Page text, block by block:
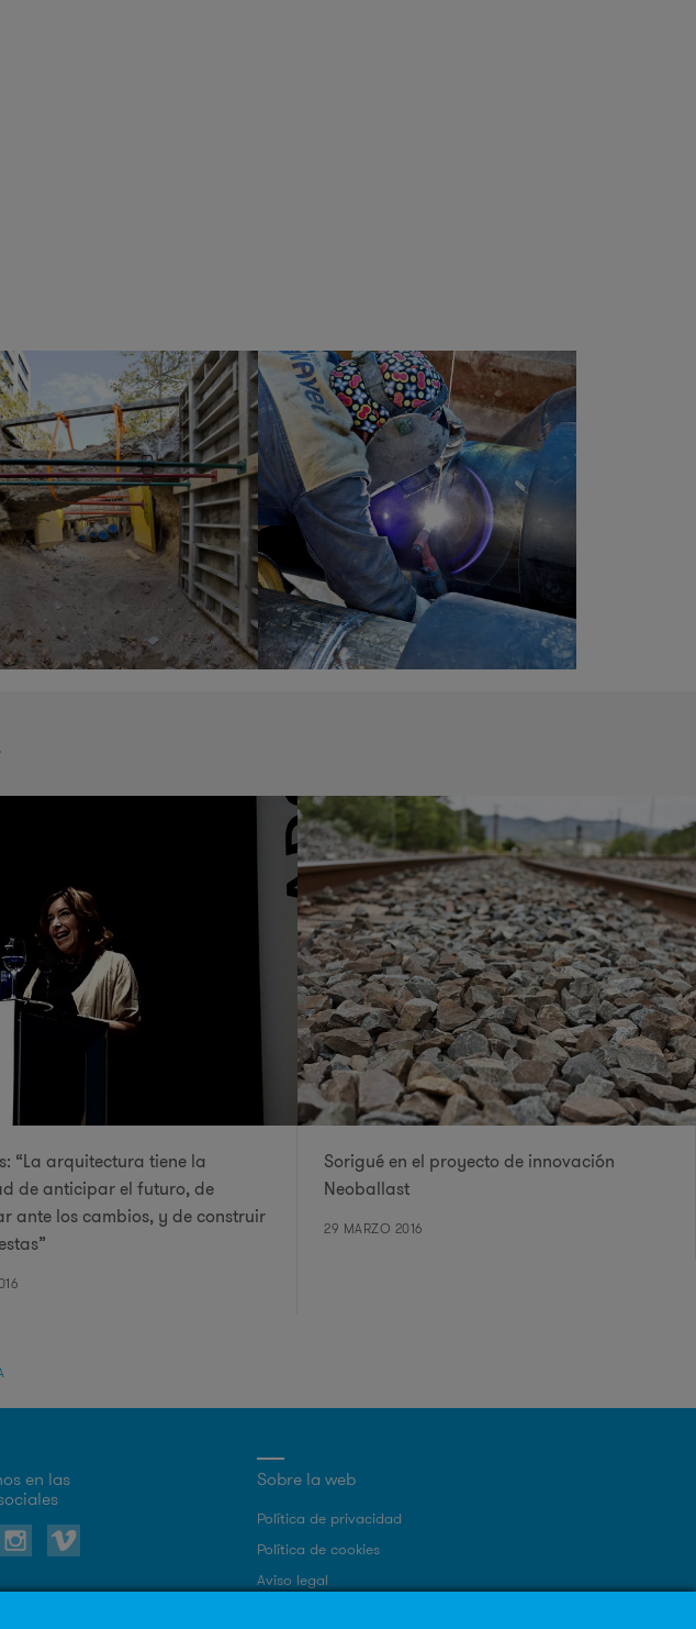
“La arquitectura tiene la
de anticipar el futuro, de
ante los cambios, y de construir
Sorigué en el proyecto de innovación
Neoballast
29 MARZO 2016
en las
Sobre la web
Política de privacidad
Política de cookies
Aviso legal